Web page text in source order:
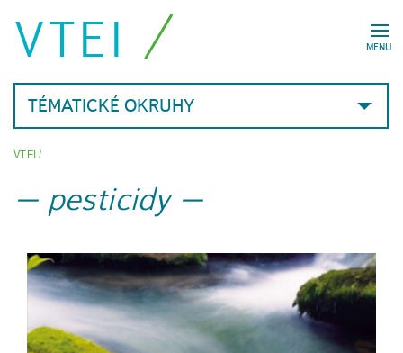
MENU
VTEI
TÉMATICKÉ OKRUHY
VTEI/
pesticidy